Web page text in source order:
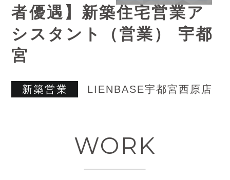
者優遇】新築住宅営業ア
シスタント（営業） 宇都
宮
新築営業 LIENBASE宇都宮西原店
WORK